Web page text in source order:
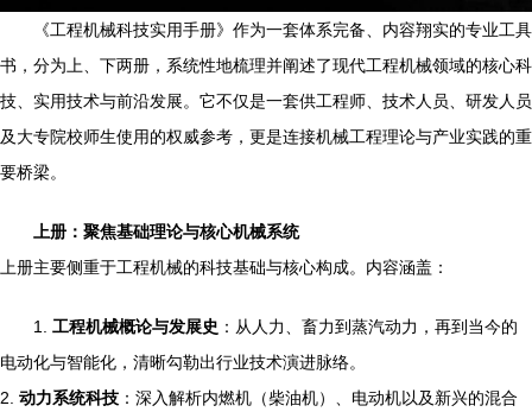
《工程机械科技实用手册》作为一套体系完备、内容翔实的专业工具
书，分为上、下两册，系统性地梳理并阐述了现代工程机械领域的核心科
技、实用技术与前沿发展。它不仅是一套供工程师、技术人员、研发人员
及大专院校师生使用的权威参考，更是连接机械工程理论与产业实践的重
要桥梁。
上册：聚焦基础理论与核心机械系统
上册主要侧重于工程机械的科技基础与核心构成。内容涵盖：
1. 工程机械概论与发展史 ：从人力、畜力到蒸汽动力，再到当今的
电动化与智能化，清晰勾勒出行业技术演进脉络。
2. 动力系统科技 ：深入解析内燃机（柴油机）、电动机以及新兴的混合